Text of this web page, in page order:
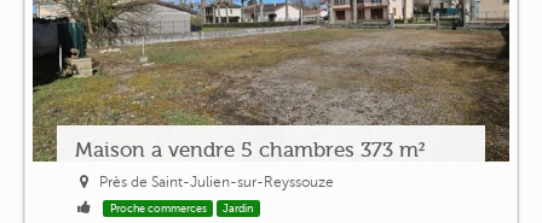
Maison a vendre 5 chambres 373 m²
Près de Saint-Julien-sur-Reyssouze
Proche commerces Jardin